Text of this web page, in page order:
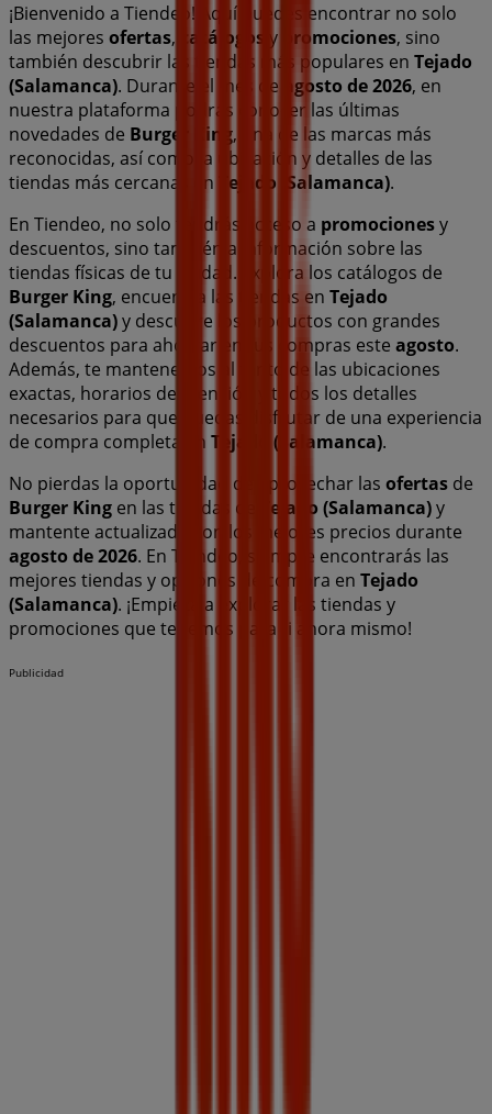
¡Bienvenido a Tiendeo! Aquí puedes encontrar no solo
las mejores ofertas, catálogos y promociones, sino
también descubrir las tiendas más populares en Tejado
(Salamanca). Durante el mes de agosto de 2026, en
nuestra plataforma podrás conocer las últimas
novedades de Burger King, una de las marcas más
reconocidas, así como la ubicación y detalles de las
tiendas más cercanas en
Tejado (Salamanca).
En Tiendeo, no solo tendrás acceso a promocionesy
descuentos, sino también a información sobre las
tiendas físicas de tu ciudad. Explora los catálogos de
Burger King, encuentra las tiendas en Tejado
(Salamanca)y descubre los productos con grandes
descuentos para ahorrar en tus compras este agosto.
Además, te mantenemos al tanto de las ubicaciones
exactas, horarios de atención y todos los detalles
necesarios para que puedas disfrutar de una experiencia
de compra completa en Tejado (Salamanca).
No pierdas la oportunidad de aprovechar las ofertas de
Burger King en las tiendas de Tejado (Salamanca)y
mantente actualizado con los mejores precios durante
agosto de 2026. En Tiendeo, siempre encontrarás las
mejores tiendas y opciones de compra en Tejado
(Salamanca). ¡Empieza a explorar las tiendas y
promociones que tenemos para ti ahora mismo!
Publicidad